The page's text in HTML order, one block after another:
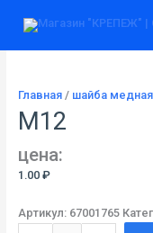
Главная/ шайба медная
М12
цена:
1.00 ₽
Артикул: 67001765
товара